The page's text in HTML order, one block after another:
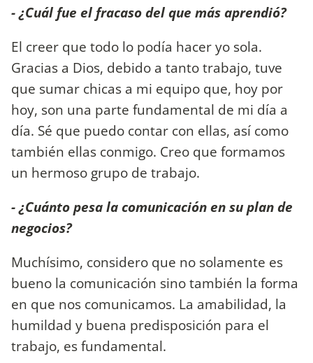
- ¿Cuál fue el fracaso del que más aprendió?
El creer que todo lo podía hacer yo sola.
Gracias a Dios, debido a tanto trabajo, tuve
que sumar chicas a mi equipo que, hoy por
hoy, son una parte fundamental de mi día a
día. Sé que puedo contar con ellas, así como
también ellas conmigo. Creo que formamos
un hermoso grupo de trabajo.
- ¿Cuánto pesa la comunicación en su plan de
negocios?
Muchísimo, considero que no solamente es
bueno la comunicación sino también la forma
en que nos comunicamos. La amabilidad, la
humildad y buena predisposición para el
trabajo, es fundamental.